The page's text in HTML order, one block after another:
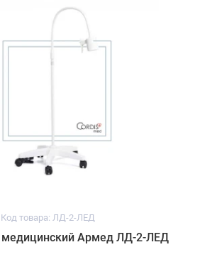
Код товара: ЛД-2-ЛЕД
медицинский Армед ЛД-2-ЛЕД